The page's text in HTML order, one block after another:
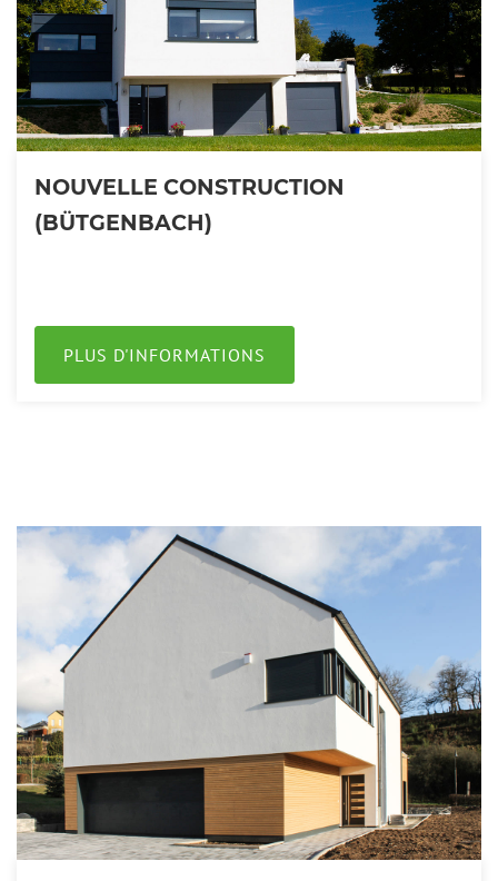
NOUVELLE CONSTRUCTION
(BÜTGENBACH)
PLUS D'INFORMATIONS